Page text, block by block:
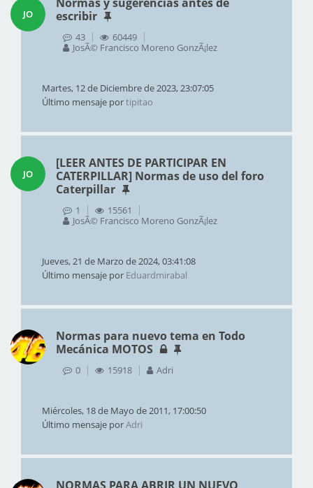
JO
escribir
43
60449
JosÃ© Francisco Moreno GonzÃ¡lez
Martes, 12 de Diciembre de 2023, 23:07:05
Último mensaje portipitao
JO
[LEER ANTES DE PARTICIPAR EN
CATERPILLAR] Normas de uso del foro
Caterpillar
1
15561
JosÃ© Francisco Moreno GonzÃ¡lez
Jueves, 21 de Marzo de 2024, 03:41:08
Último mensaje por Eduardmirabal
Normas para nuevo tema en Todo
Mecánica MOTOS
0 15918 Adri
Miércoles, 18 de Mayo de 2011, 17:00:50
Último mensaje porAdri